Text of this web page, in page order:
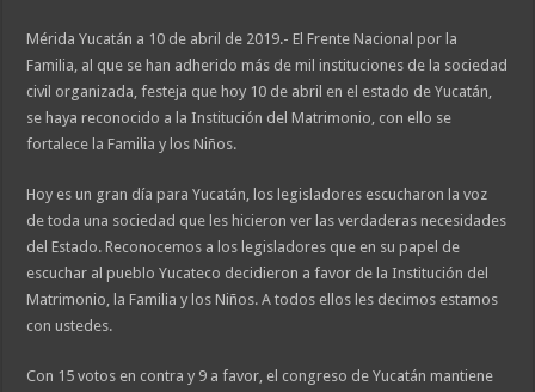
Mérida Yucatán a 10 de abril de 2019.- El Frente Nacional por la
Familia, al que se han adherido más de mil instituciones de la sociedad
civil organizada, festeja que hoy 10 de abril en el estado de Yucatán,
se haya reconocido a la Institución del Matrimonio, con ello se
fortalece la Familia y los Niños.
Hoy es un gran día para Yucatán, los legisladores escucharon la voz
de toda una sociedad que les hicieron ver las verdaderas necesidades
del Estado. Reconocemos a los legisladores que en su papel de
escuchar al pueblo Yucateco decidieron a favor de la Institución del
Matrimonio, la Familia y los Niños. A todos ellos les decimos estamos
con ustedes.
Con 15 votos en contra y 9 a favor, el congreso de Yucatán mantiene